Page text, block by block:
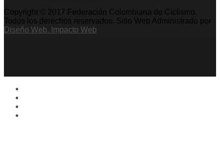
Copyright © 2017 Federación Colombiana de Ciclismo.
Todos los derechos reservados. Sitio Web Administrado por
Diseño Web. Impacto Web